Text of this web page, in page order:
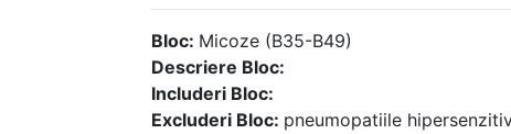
Bloc: Micoze (B35-B49)
Descriere Bloc:
Includeri Bloc:
Excluderi Bloc: pneumopatiile